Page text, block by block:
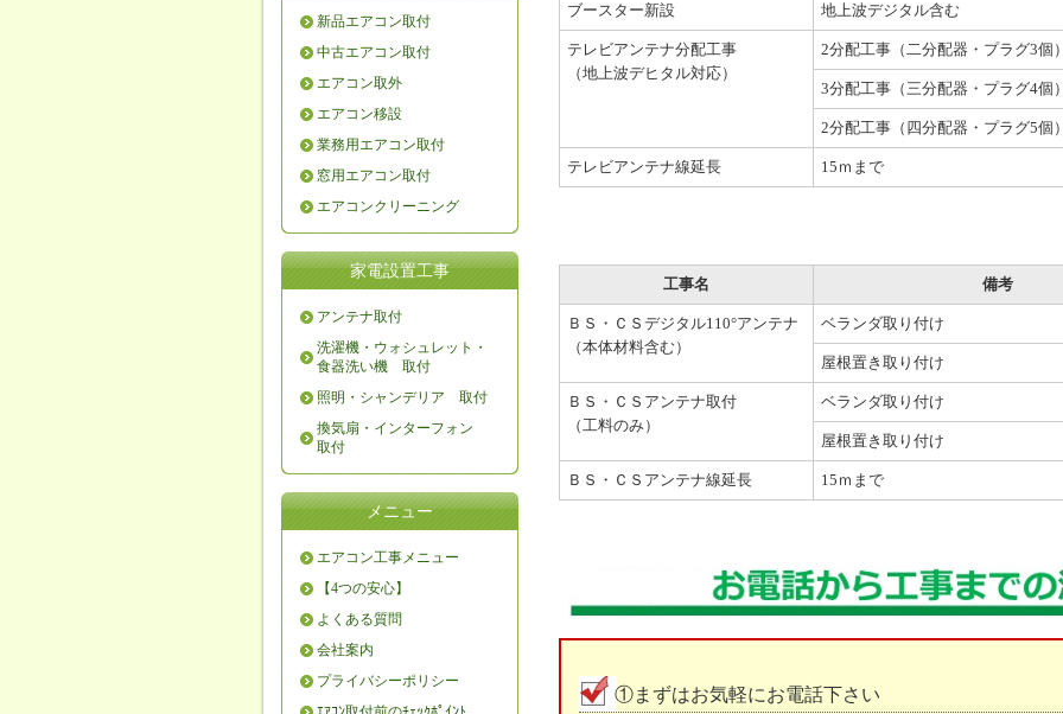
ブースター新設 地上波デジタル含む
テレビアンテナ分配工事
（地上波デヒタル対応）
2分配工事（二分配器・プラグ3個
3分配工事（三分配器・プラグ4個
2分配工事（四分配器・プラグ5個
テレビアンテナ線延長 15ｍまで
工事名 備考
ＢＳ・ＣＳデジタル110°アンテナ
（本体材料含む）
ベランダ取り付け
屋根置き取り付け
ＢＳ・ＣＳアンテナ取付
（工料のみ）
ベランダ取り付け
屋根置き取り付け
ＢＳ・ＣＳアンテナ線延長 15ｍまで
①まずはお気軽にお電話下さい
新品エアコン取付
中古エアコン取付
エアコン取外
エアコン移設
業務用エアコン取付
窓用エアコン取付
エアコンクリーニング
家電設置工事
アンテナ取付
洗濯機・ウォシュレット・
食器洗い機 取付
照明・シャンデリア 取付
換気扇・インターフォン
取付
メニュー
エアコン工事メニュー
【4つの安心】
よくある質問
会社案内
プライバシーポリシー